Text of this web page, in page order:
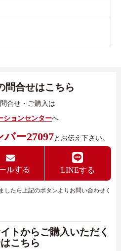
問合せはこちら
合せ・ご購入は
ションセンターへ
ー27097とお伝え下さい。
ルする LINEする
たら上記のボタンよりお問い合わせく
トからご購入いただく
こちら